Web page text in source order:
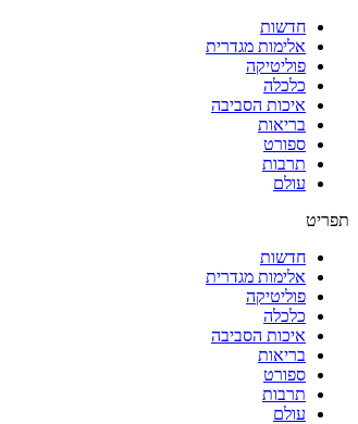
חדשות
אלימות מגדרית
פוליטיקה
כלכלה
איכות הסביבה
בריאות
ספורט
תרבות
עולם
תפריט
חדשות
אלימות מגדרית
פוליטיקה
כלכלה
איכות הסביבה
בריאות
ספורט
תרבות
עולם